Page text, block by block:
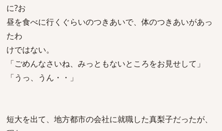
に?お
昼を食べに行くぐらいのつきあいで、体のつきあいがあっ
たわ
けではない。
「ごめんなさいね、みっともないところをお見せして」
「うっ、うん・・」
短大を出て、地方都市の会社に就職した真梨子だったが、